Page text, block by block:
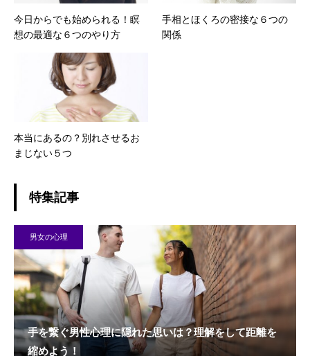
今日からでも始められる！瞑
想の最適な６つのやり方
手相とほくろの密接な６つの
関係
本当にあるの？別れさせるお
まじない５つ
特集記事
男女の心理
手を繋ぐ男性心理に隠れた思いは？理解をして距離を
縮めよう！